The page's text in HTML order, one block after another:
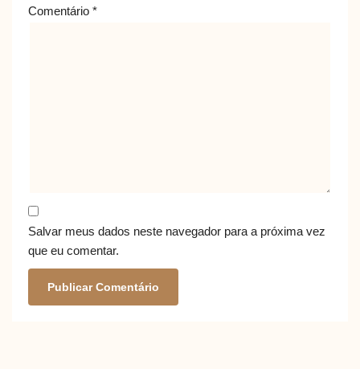
Comentário *
Salvar meus dados neste navegador para a próxima vez
que eu comentar.